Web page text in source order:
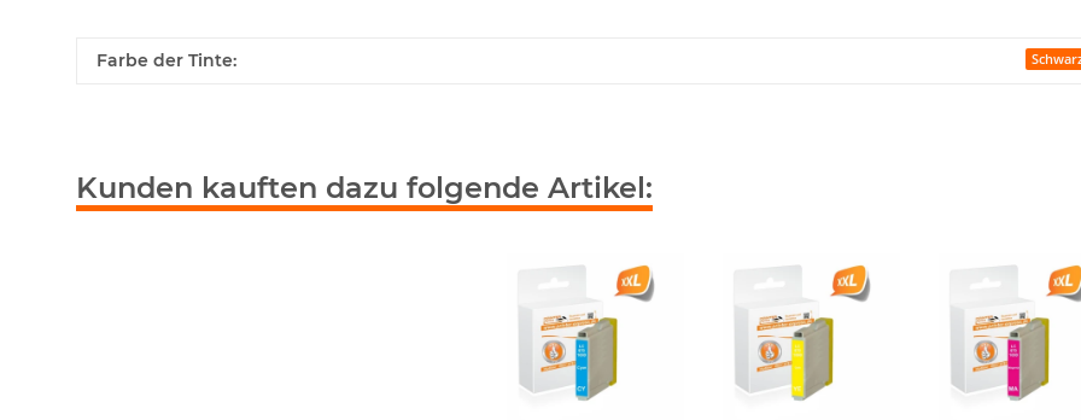
Farbe der Tinte:
Kunden kauften dazu folgende Artikel: